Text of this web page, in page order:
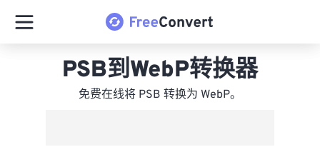
PSB到WebP转换器
免费在线将 PSB 转换为 WebP。